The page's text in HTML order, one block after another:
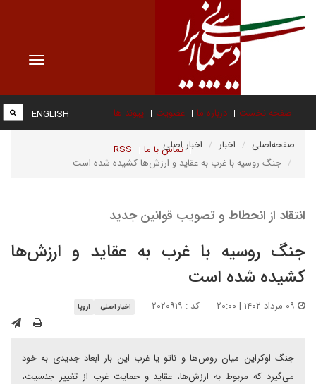
Toggle
صفحه نخست درباره ما عضویت پیوند ها
تماس با ما RSS
ENGLISH
صفحه‌اصلی اخبار
اخبار اصلی
جنگ روسیه با غرب به عقاید و ارزش‌ها کشیده شده است
انتقاد از انحطاط و تصویب قوانین جدید
جنگ روسیه با غرب به عقاید و ارزش‌ها
کشیده شده است
کد : ۲۰۲۰۹۱۹ اخبار اصلی اروپا
جنگ اوکراین میان روس‌ها و ناتو یا غرب این بار ابعاد جدیدی به خود
می‌گیرد که مربوط به ارزش‌ها، عقاید و حمایت غرب از تغییر جنسیت،